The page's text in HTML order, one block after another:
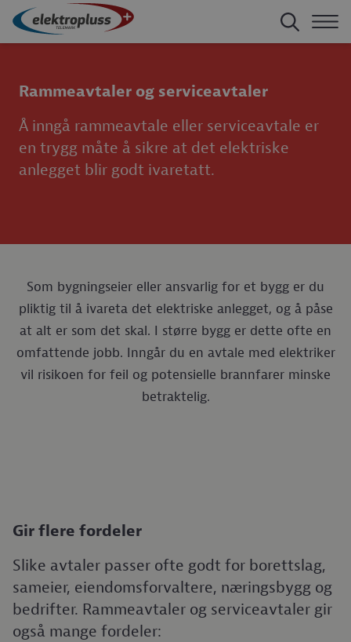
Rammeavtaler og serviceavtaler
Å inngå rammeavtale eller serviceavtale er
en trygg måte å sikre at det elektriske
anlegget blir godt ivaretatt.
Som bygningseier eller ansvarlig for et bygg er du
pliktig til å ivareta det elektriske anlegget, og å påse
at alt er som det skal. I større bygg er dette ofte en
omfattende jobb. Inngår du en avtale med elektriker
vil risikoen for feil og potensielle brannfarer minske
betraktelig.
Gir flere fordeler
Slike avtaler passer ofte godt for borettslag,
sameier, eiendomsforvaltere, næringsbygg og
bedrifter. Rammeavtaler og serviceavtaler gir
også mange fordeler: